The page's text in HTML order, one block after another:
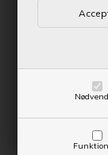
og få
Vejl. udsalgspris